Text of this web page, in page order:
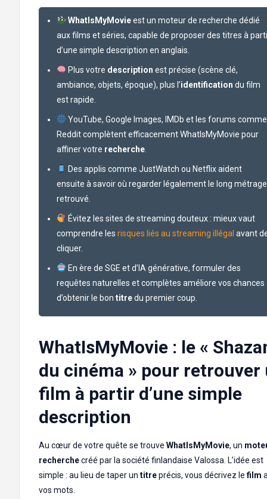
WhatIsMyMovieest un moteur de recherche dédié
aux films et séries, capable de proposer des titres à
d’une simple description en anglais.
Plus votre description est précise (scène clé,
ambiance, objets, époque), plus l’identification du film
est rapide.
YouTube, Google Images, IMDb et les forums comme
Reddit complètent efficacement WhatIsMyMovie pour
affiner votre recherche
Des applis comme JustWatch ou Netflix aident
ensuite à savoir où regarder légalement le long métrage
retrouvé.
Évitez les sites de streaming douteux : mieux vaut
comprendre les risques liés au streaming illégal avant
cliquer.
En ère de SGE et d’IA générative, formuler des
requêtes naturelles et complètes améliore vos chances
d’obtenir le bon titredu premier coup.
WhatIsMyMovie : le «
du cinéma » pour retrouver
film à partir d’une simple
description
Au cœur de votre quête se trouve WhatIsMyMovie, un
recherchecréé par la société finlandaise Valossa. L’idée est
simple : au lieu de taper un titreprécis, vous décrivez le film
vos mots.